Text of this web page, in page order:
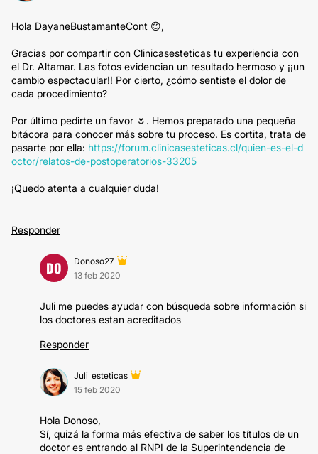
Hola DayaneBustamanteCont 😊,
Gracias por compartir con Clinicasesteticas tu experiencia con
el Dr. Altamar. Las fotos evidencian un resultado hermoso y ¡¡un
cambio espectacular!! Por cierto, ¿cómo sentiste el dolor de
cada procedimiento?
Por último pedirte un favor 🌷. Hemos preparado una pequeña
bitácora para conocer más sobre tu proceso. Es cortita, trata de
pasarte por ella: https://forum.clinicasesteticas.cl/quien-es-el-d
octor/relatos-de-postoperatorios-33205
¡Quedo atenta a cualquier duda!
Responder
DO
Donoso27
13 feb 2020
Juli me puedes ayudar con búsqueda sobre información si
los doctores estan acreditados
Responder
Juli_esteticas
15 feb 2020
Hola Donoso,
Sí, quizá la forma más efectiva de saber los títulos de un
doctor es entrando al RNPI de la Superintendencia de